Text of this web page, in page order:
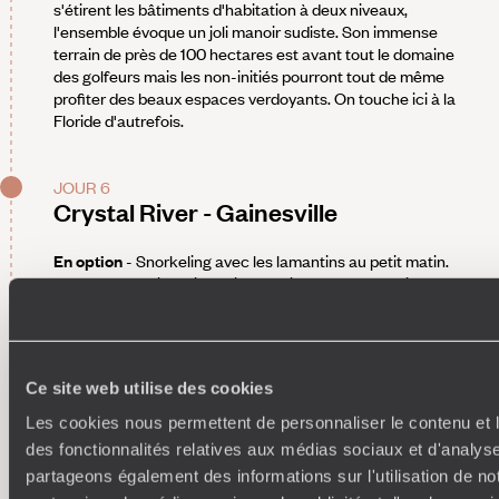
Ce site web utilise des cookies
Les cookies nous permettent de personnaliser le contenu et
des fonctionnalités relatives aux médias sociaux et
partageons également des informations sur l'utilisation de
s'étirent les bâtiments d'habitation à deux niveaux,
l'ensemble évoque un joli manoir sudiste. Son immense
terrain de près de 100 hectares est avant tout le domaine
des golfeurs mais les non-initiés pourront tout de même
profiter des beaux espaces verdoyants. On touche ici à la
Floride d'autrefois.
JOUR 6
Crystal River - Gainesville
En option- Snorkeling avec les lamantins au petit matin.
Route pour Gainesville et installation pour deux nuits dans
maison, de style victorien, était à la fin des années 1960 la
Elle a ensuite été rachetée et transformée en maison
d'hôtes chic. Le plan d'origine a été conservé tout comme les
nombreuses cheminées. Autour de la maison, quelques
cottages indépendants sont répartis dans un très joli jardin
arboré.